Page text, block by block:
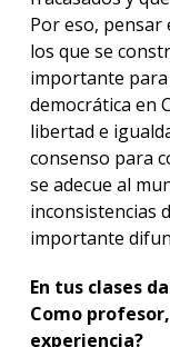
Por eso, pensar
los que se
importante
democrática en
libertad e
consenso para
se adecue al
inconsistencias
importante
En tus clases
Como
experiencia?